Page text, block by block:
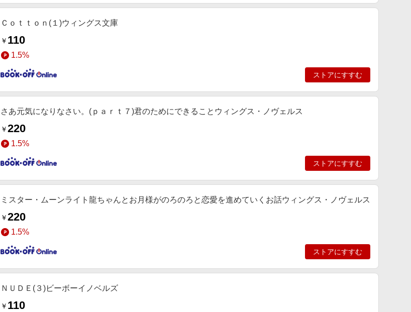
Ｃｏｔｔｏｎ(１)ウィングス文庫
￥ 110
1.5%
ストアにすすむ
さあ元気になりなさい。(ｐａｒｔ７)君のためにできることウィングス・ノヴェルス
￥220
1.5%
ストアにすすむ
ミスター・ムーンライト龍ちゃんとお月様がのろのろと恋愛を進めていくお話ウィングス・ノヴェルス
￥220
1.5%
ストアにすすむ
ＮＵＤＥ(３)ビーボーイノベルズ
￥ 110